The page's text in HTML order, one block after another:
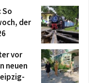
So
der
vor
neuen